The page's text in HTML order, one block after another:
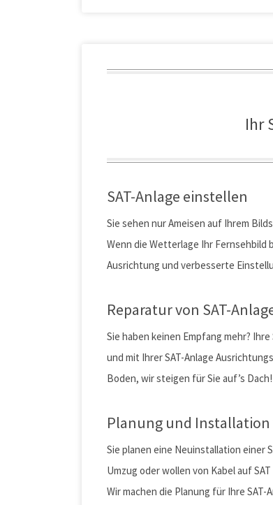
Ihr
SAT-Anlage einstellen
Sie sehen nur Ameisen auf Ihrem
Wenn die Wetterlage Ihr Fernsehbild
Ausrichtung und verbesserte
Reparatur von SAT-
Sie haben keinen Empfang mehr?
und mit Ihrer SAT-Anlage
Boden, wir steigen für Sie auf’s Dach!
Planung und Installation
Sie planen eine Neuinstallation einer
Umzug oder wollen von Kabel auf
Wir machen die Planung für Ihre